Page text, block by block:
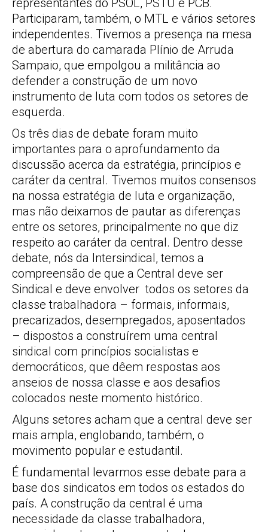
representantes do PSOL, PSTU e PCB.
Participaram, também, o MTL e vários setores
independentes. Tivemos a presença na mesa
de abertura do camarada Plínio de Arruda
Sampaio, que empolgou a militância ao
defender a construção de um novo
instrumento de luta com todos os setores de
esquerda.
Os três dias de debate foram muito
importantes para o aprofundamento da
discussão acerca da estratégia, princípios e
caráter da central. Tivemos muitos consensos
na nossa estratégia de luta e organização,
mas não deixamos de pautar as diferenças
entre os setores, principalmente no que diz
respeito ao caráter da central. Dentro desse
debate, nós da Intersindical, temos a
compreensão de que a Central deve ser
Sindical e deve envolver todos os setores da
classe trabalhadora – formais, informais,
precarizados, desempregados, aposentados
– dispostos a construírem uma central
sindical com princípios socialistas e
democráticos, que dêem respostas aos
anseios de nossa classe e aos desafios
colocados neste momento histórico.
Alguns setores acham que a central deve ser
mais ampla, englobando, também, o
movimento popular e estudantil.
É fundamental levarmos esse debate para a
base dos sindicatos em todos os estados do
país. A construção da central é uma
necessidade da classe trabalhadora,